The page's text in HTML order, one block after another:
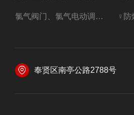
氯气阀门、氯气电动调节阀
奉贤区南亭公路2788号